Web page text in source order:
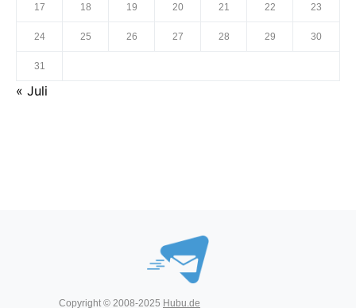
17 18 19 20 21 22 23
24 25 26 27 28 29 30
31
« Juli
Copyright © 2008-2025 Hubu.de